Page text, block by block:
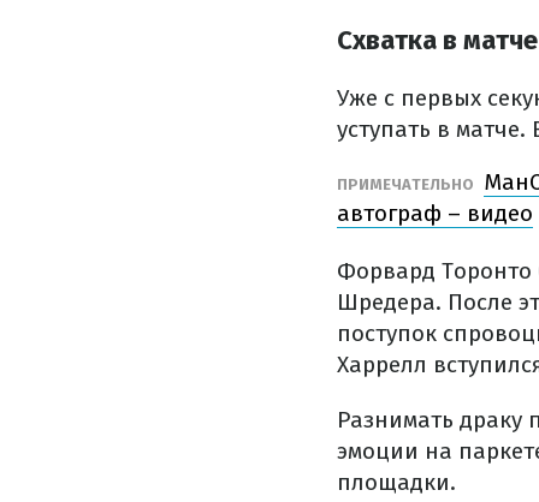
Схватка в
Уже с первых
уступать в
ПРИМЕЧАТЕЛЬНО
автограф – видео
Форвард
Шредера. После
поступок
Харрелл
Разнимать драку
эмоции на
площадки.